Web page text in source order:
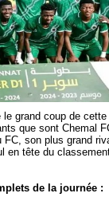
le grand coup de
que sont Chemal
son plus grand
en tête du
de la journée :